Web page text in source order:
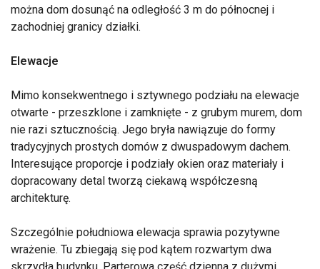
można dom dosunąć na odległość 3 m do północnej i
zachodniej granicy działki.
Elewacje
Mimo konsekwentnego i sztywnego podziału na elewacje
otwarte - przeszklone i zamknięte - z grubym murem, dom
nie razi sztucznością. Jego bryła nawiązuje do formy
tradycyjnych prostych domów z dwuspadowym dachem.
Interesujące proporcje i podziały okien oraz materiały i
dopracowany detal tworzą ciekawą współczesną
architekturę.
Szczególnie południowa elewacja sprawia pozytywne
wrażenie. Tu zbiegają się pod kątem rozwartym dwa